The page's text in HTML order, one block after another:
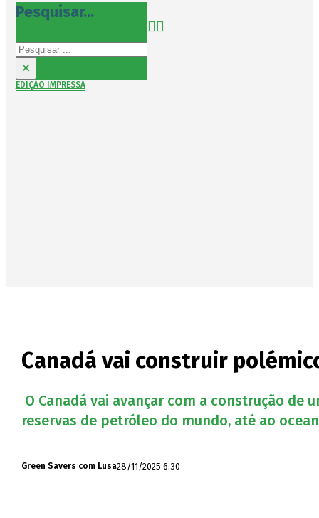
Pesquisar...
Pesquisar
×
EDIÇÃO IMPRESSA
Canadá vai construir
O Canadá vai avançar com a construção
reservas de petróleo do mundo, até ao
Green Savers com Lusa28/11/2025 6:30